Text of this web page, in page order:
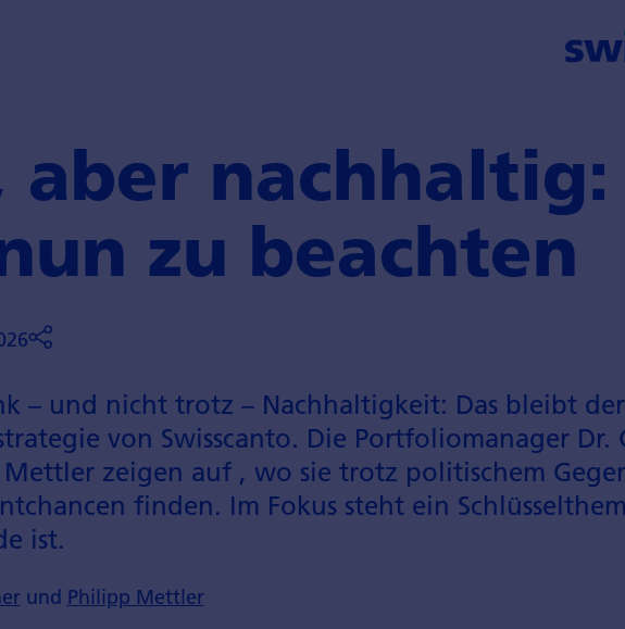
nachhaltig:
zu beachten
– und nicht trotz – Nachhaltigkeit: Das bleibt
von Swisscanto. Die Portfolio­manager Dr.
zeigen auf , wo sie trotz politischem
finden. Im Fokus steht ein
ist.
und Philipp Mettler